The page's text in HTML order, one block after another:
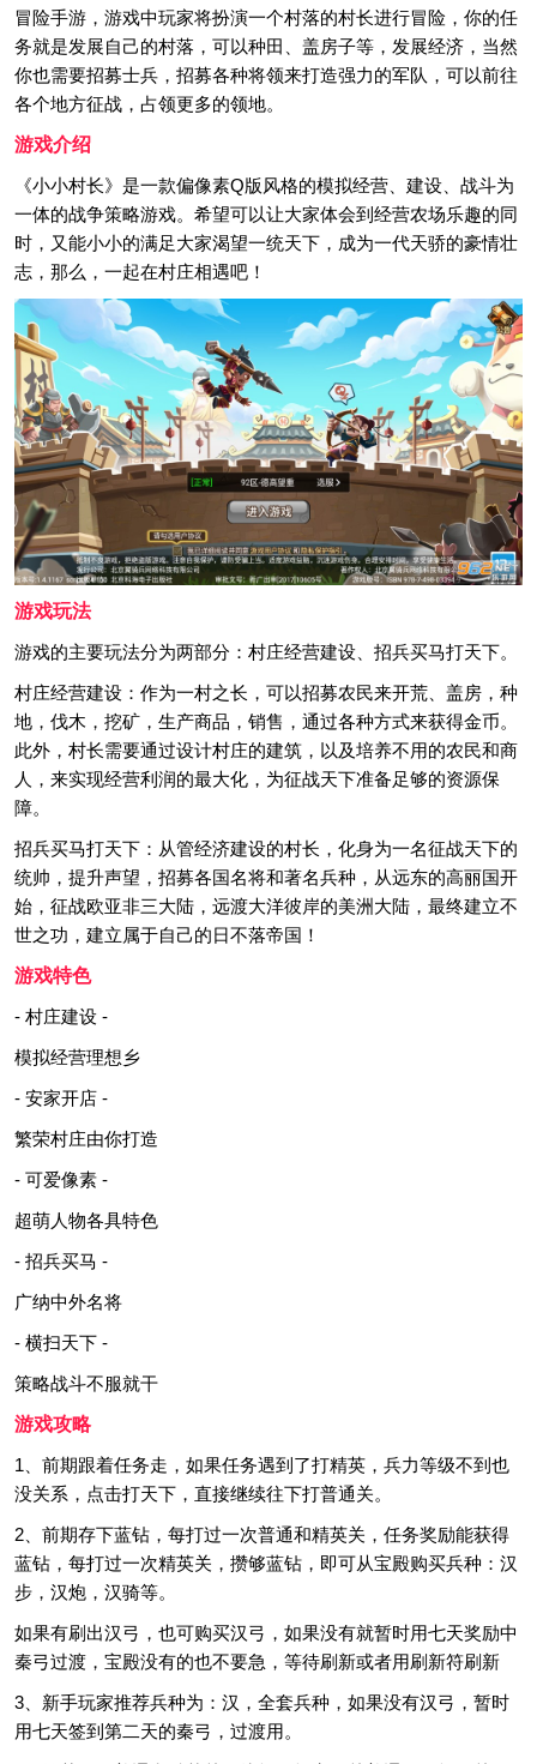
冒险手游，游戏中玩家将扮演一个村落的村长进行冒险，你的任
务就是发展自己的村落，可以种田、盖房子等，发展经济，当然
你也需要招募士兵，招募各种将领来打造强力的军队，可以前往
各个地方征战，占领更多的领地。
游戏介绍
《小小村长》是一款偏像素Q版风格的模拟经营、建设、战斗为
一体的战争策略游戏。希望可以让大家体会到经营农场乐趣的同
时，又能小小的满足大家渴望一统天下，成为一代天骄的豪情壮
志，那么，一起在村庄相遇吧！
游戏玩法
游戏的主要玩法分为两部分：村庄经营建设、招兵买马打天下。
村庄经营建设：作为一村之长，可以招募农民来开荒、盖房，种
地，伐木，挖矿，生产商品，销售，通过各种方式来获得金币。
此外，村长需要通过设计村庄的建筑，以及培养不用的农民和商
人，来实现经营利润的最大化，为征战天下准备足够的资源保
障。
招兵买马打天下：从管经济建设的村长，化身为一名征战天下的
统帅，提升声望，招募各国名将和著名兵种，从远东的高丽国开
始，征战欧亚非三大陆，远渡大洋彼岸的美洲大陆，最终建立不
世之功，建立属于自己的日不落帝国！
游戏特色
- 村庄建设 -
模拟经营理想乡
- 安家开店 -
繁荣村庄由你打造
- 可爱像素 -
超萌人物各具特色
- 招兵买马 -
广纳中外名将
- 横扫天下 -
策略战斗不服就干
游戏攻略
1、前期跟着任务走，如果任务遇到了打精英，兵力等级不到也
没关系，点击打天下，直接继续往下打普通关。
2、前期存下蓝钻，每打过一次普通和精英关，任务奖励能获得
蓝钻，每打过一次精英关，攒够蓝钻，即可从宝殿购买兵种：汉
步，汉炮，汉骑等。
如果有刷出汉弓，也可购买汉弓，如果没有就暂时用七天奖励中
秦弓过渡，宝殿没有的也不要急，等待刷新或者用刷新符刷新
3、新手玩家推荐兵种为：汉，全套兵种，如果没有汉弓，暂时
用七天签到第二天的秦弓，过渡用。